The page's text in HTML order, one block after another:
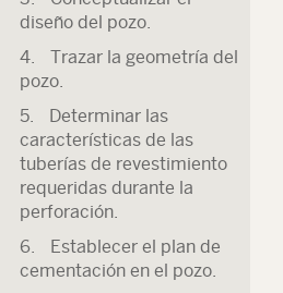
diseño del pozo.
4. Trazar la geometría del
pozo.
5. Determinar las
características de las
tuberías de revestimiento
requeridas durante la
perforación.
6. Establecer el plan de
cementación en el pozo.